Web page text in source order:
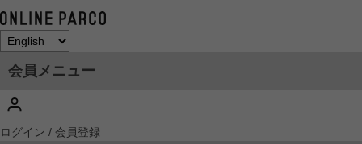
会員メニュー
ログイン / 会員登録